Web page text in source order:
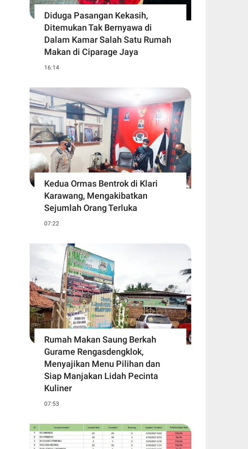
Diduga Pasangan Kekasih,
Ditemukan Tak Bernyawa di
Dalam Kamar Salah Satu Rumah
Makan di Ciparage Jaya
16:14
Kedua Ormas Bentrok di Klari
Karawang, Mengakibatkan
Sejumlah Orang Terluka
07:22
Rumah Makan Saung Berkah
Gurame Rengasdengklok,
Menyajikan Menu Pilihan dan
Siap Manjakan Lidah Pecinta
Kuliner
07:53